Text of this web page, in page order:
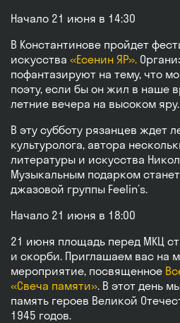
Начало 21 июня в 14:30
В Константинове пройдет
искусства «Есенин ЯР».
пофантазируют на тему, что
поэту, если бы он жил в наше
летние вечера на высоком яру.
В эту субботу рязанцев ждет
культуролога, автора
литературы и искусства
Музыкальным подарком
джазовой группы Feelin’s.
Начало 21 июня в 18:00
21 июня площадь перед МКЦ
и скорби. Приглашаем вас на
мероприятие, посвященное
«Свеча памяти». В этот день
память героев Великой
1945 годов.